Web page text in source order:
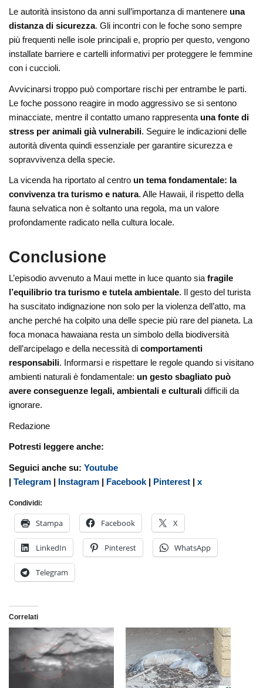
Le autorità insistono da anni sull’importanza di mantenere una
distanza di sicurezza. Gli incontri con le foche sono sempre
più frequenti nelle isole principali e, proprio per questo, vengono
installate barriere e cartelli informativi per proteggere le femmine
con i cuccioli.
Avvicinarsi troppo può comportare rischi per entrambe le parti.
Le foche possono reagire in modo aggressivo se si sentono
minacciate, mentre il contatto umano rappresenta una fonte di
stress per animali già vulnerabili. Seguire le indicazioni delle
autorità diventa quindi essenziale per garantire sicurezza e
sopravvivenza della specie.
La vicenda ha riportato al centro un tema fondamentale: la
convivenza tra turismo e natura. Alle Hawaii, il rispetto della
fauna selvatica non è soltanto una regola, ma un valore
profondamente radicato nella cultura locale.
Conclusione
L’episodio avvenuto a Maui mette in luce quanto siafragile
l’equilibrio tra turismo e tutela ambientale. Il gesto del turista
ha suscitato indignazione non solo per la violenza dell’atto, ma
anche perché ha colpito una delle specie più rare del pianeta. La
foca monaca hawaiana resta un simbolo della biodiversità
dell’arcipelago e della necessità dicomportamenti
responsabili. Informarsi e rispettare le regole quando si visitano
ambienti naturali è fondamentale: un gesto sbagliato può
avere conseguenze legali, ambientali e culturali difficili da
ignorare.
Redazione
Potresti leggere anche:
Seguici anche su:Youtube
|Telegram | Instagram | Facebook | Pinterest |x
Condividi:
Stampa Facebook X
LinkedIn Pinterest WhatsApp
Telegram
Correlati